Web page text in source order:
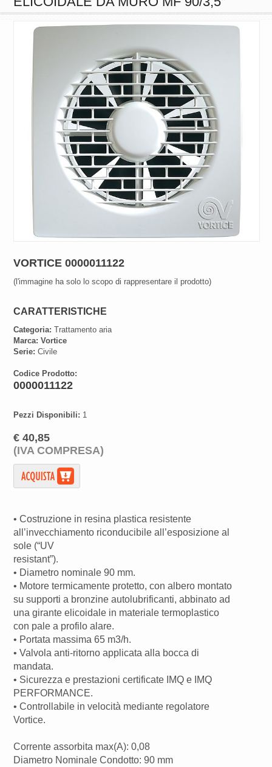
VORTICE 0000011122
(l'immagine ha solo lo scopo di rappresentare il prodotto)
CARATTERISTICHE
Categoria: Trattamento aria
Marca: Vortice
Serie: Civile
Codice Prodotto:
0000011122
Pezzi Disponibili: 1
€ 40,85
(IVA COMPRESA)
• Costruzione in resina plastica resistente
all’invecchiamento riconducibile all’esposizione al
sole (“UV
resistant”).
• Diametro nominale 90 mm.
• Motore termicamente protetto, con albero montato
su supporti a bronzine autolubrificanti, abbinato ad
una girante elicoidale in materiale termoplastico
con pale a profilo alare.
• Portata massima 65 m3/h.
• Valvola anti-ritorno applicata alla bocca di
mandata.
• Sicurezza e prestazioni certificate IMQ e IMQ
PERFORMANCE.
• Controllabile in velocità mediante regolatore
Vortice.
Corrente assorbita max(A): 0,08
Diametro Nominale Condotto: 90 mm